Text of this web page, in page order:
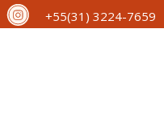
+55(31) 3224-7659